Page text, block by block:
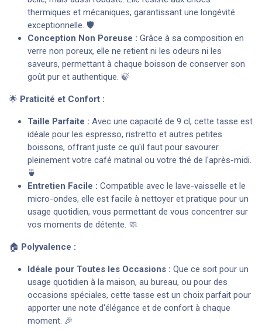
thermiques et mécaniques, garantissant une longévité
exceptionnelle. 🛡️
Conception Non Poreuse : Grâce à sa composition en
verre non poreux, elle ne retient ni les odeurs ni les
saveurs, permettant à chaque boisson de conserver son
goût pur et authentique. 🍃
🌟 Praticité et Confort :
Taille Parfaite : Avec une capacité de 9 cl, cette tasse est
idéale pour les espresso, ristretto et autres petites
boissons, offrant juste ce qu'il faut pour savourer
pleinement votre café matinal ou votre thé de l'après-midi.
🍵
Entretien Facile : Compatible avec le lave-vaisselle et le
micro-ondes, elle est facile à nettoyer et pratique pour un
usage quotidien, vous permettant de vous concentrer sur
vos moments de détente. 🧼
🏠 Polyvalence :
Idéale pour Toutes les Occasions : Que ce soit pour un
usage quotidien à la maison, au bureau, ou pour des
occasions spéciales, cette tasse est un choix parfait pour
apporter une note d'élégance et de confort à chaque
moment. 🎉